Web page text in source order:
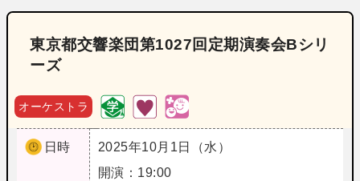
東京都交響楽団第1027回定期演奏会Bシリ
ーズ
オーケストラ
日時
2025年10月1日（水）
開演：19:00